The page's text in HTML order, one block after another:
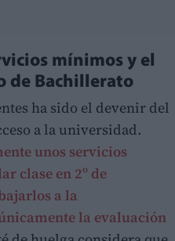
mínimos y el
de Bachillerato
ha sido el devenir del
a la universidad.
unos servicios
clase en 2º de
a la
la evaluación